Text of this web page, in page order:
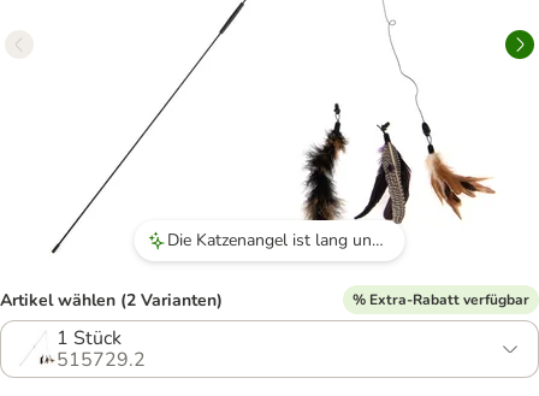
Die Katzenangel ist lang und flexibel, was aktives Spielen ermöglicht.
Artikel wählen (2 Varianten) % Extra-Rabatt verfügbar
1 Stück
515729.2